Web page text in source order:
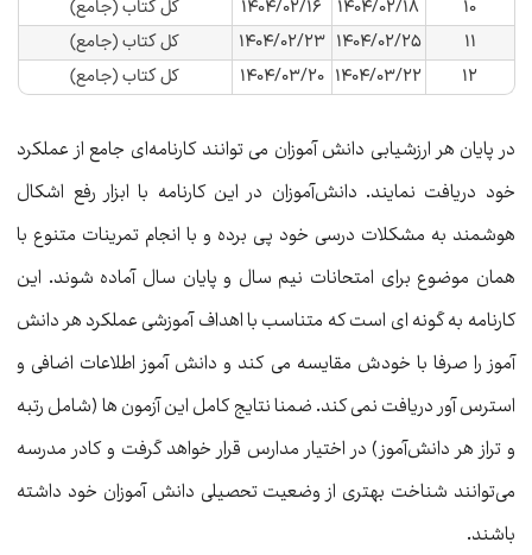
۱۰
۱۴۰۴/۰۲/۱۸ ۱۴۰۴/۰۲/۱۶
کل کتاب (جامع)
۱۱
۱۴۰۴/۰۲/۲۵ ۱۴۰۴/۰۲/۲۳
کل کتاب (جامع)
۱۲
۱۴۰۴/۰۳/۲۲ ۱۴۰۴/۰۳/۲۰ کل کتاب (جامع)
در پایان هر ارزشیابی دانش آموزان می توانند کارنامه‌ای جامع از عملکرد
خود دریافت نمایند. دانش‌آموزان در این کارنامه با ابزار رفع اشکال
هوشمند به مشکلات درسی خود پی برده و با انجام تمرینات متنوع با
همان موضوع برای امتحانات نیم سال و پایان سال آماده شوند. این
کارنامه به گونه ای است که متناسب با اهداف آموزشی عملکرد هر دانش
آموز را صرفا با خودش مقایسه می کند و دانش آموز اطلاعات اضافی و
استرس آور دریافت نمی کند. ضمنا نتایج کامل این آزمون ها (شامل رتبه
و تراز هر دانش‌آموز) در اختیار مدارس قرار خواهد گرفت و کادر مدرسه
می‌توانند شناخت بهتری از وضعیت تحصیلی دانش آموزان خود داشته
باشند.